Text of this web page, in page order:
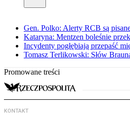
Gen. Polko: Alerty RCB są
Kataryna: Mentzen boleśnie
Incydenty pogłębiają przepaść
Tomasz Terlikowski: Słów
Promowane treści
KONTAKT